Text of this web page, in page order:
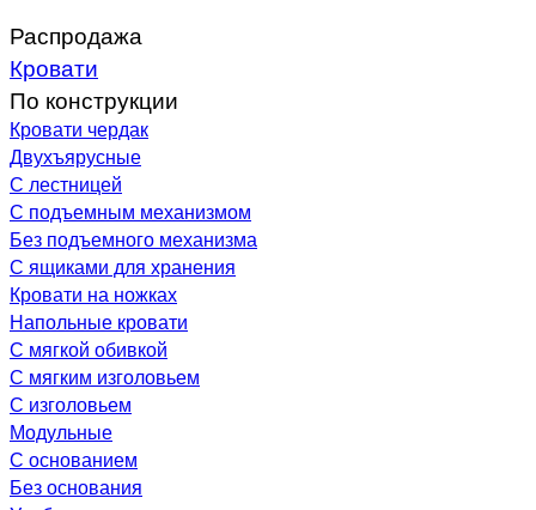
Распродажа
Кровати
По конструкции
Кровати чердак
Двухъярусные
С лестницей
С подъемным механизмом
Без подъемного механизма
С ящиками для хранения
Кровати на ножках
Напольные кровати
С мягкой обивкой
С мягким изголовьем
С изголовьем
Модульные
С основанием
Без основания